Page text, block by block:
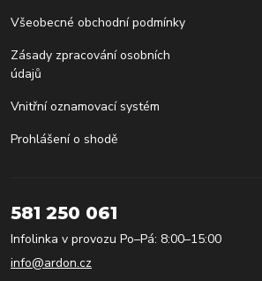
Všeobecné obchodní podmínky
Zásady zpracování osobních
údajů
Vnitřní oznamovací systém
Prohlášení o shodě
581 250 061
Infolinka v provozu Po–Pá: 8:00–15:00
info@ardon.cz